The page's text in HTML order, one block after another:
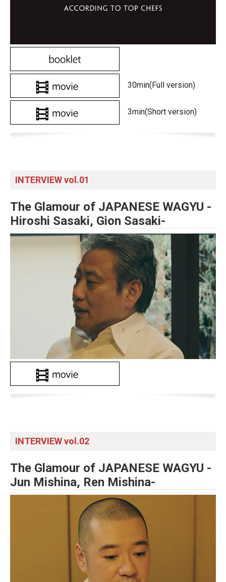
30min(Full version)
3min(Short version)
INTERVIEW vol.01
The Glamour of JAPANESE WAGYU -
Hiroshi Sasaki, Gion Sasaki-
INTERVIEW vol.02
The Glamour of JAPANESE WAGYU -
Jun Mishina, Ren Mishina-